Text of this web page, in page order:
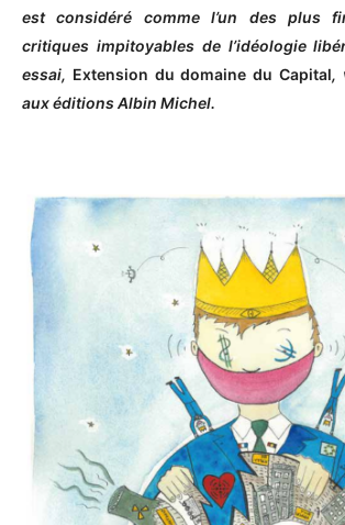
est considéré comme l’un des plus
critiques impitoyables de l’idéologie
essai, Extension du domaine du Capital,
aux éditions Albin Michel.